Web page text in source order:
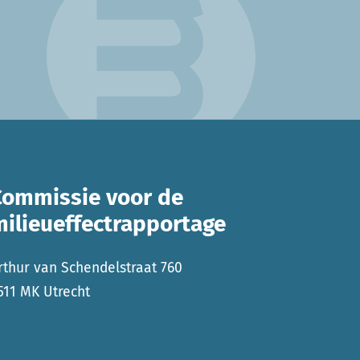
voor de
van Schendelstraat 760
MK Utrecht